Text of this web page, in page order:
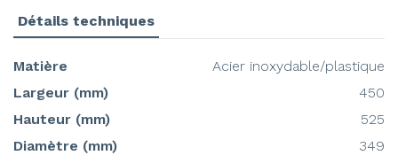
Détails techniques
Matière
Acier inoxydable/plastique
Largeur (mm)
450
Hauteur (mm)
525
Diamètre (mm)
349